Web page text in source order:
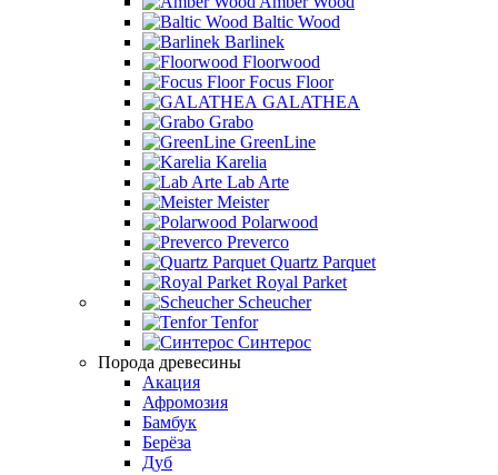
Baltic Wood
Barlinek
Floorwood
Focus Floor
GALATHEA
Grabo
GreenLine
Karelia
Lab Arte
Meister
Polarwood
Preverco
Quartz Parquet
Royal Parket
Scheucher
Tenfor
Синтерос
Порода древесины
Акация
Афромозия
Бамбук
Берёза
Дуб